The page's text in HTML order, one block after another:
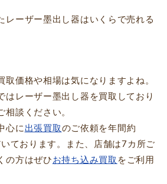
レーザー墨出し器はいくらで売れる
取価格や相場は気になりますよね。
はレーザー墨出し器を買取しており
相談ください。
心に 出張買取 のご依頼を年間約
ております。また、店舗は7カ所ご
の方はぜひ お持ち込み買取 をご利用